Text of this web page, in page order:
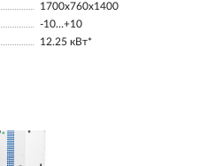
1700х760х1400
-10…+10
12.25 кВт*